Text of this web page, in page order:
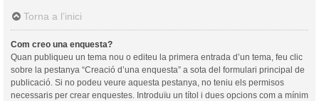
Torna a l’inici
Com creo una enquesta?
Quan publiqueu un tema nou o editeu la primera entrada d’un tema, feu clic
sobre la pestanya “Creació d’una enquesta” a sota del formulari principal de
publicació. Si no podeu veure aquesta pestanya, no teniu els permisos
necessaris per crear enquestes. Introduïu un títol i dues opcions com a mínim